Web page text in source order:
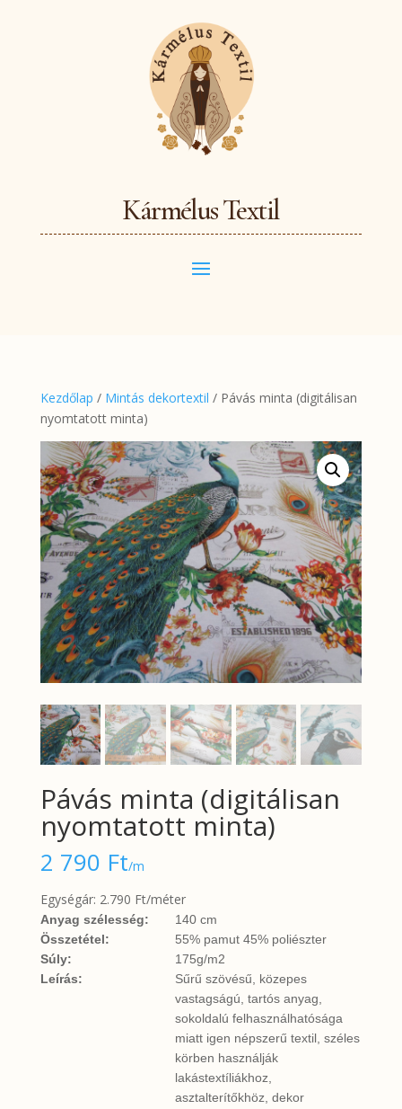
Kármélus Textil
Kezdőlap / Mintás dekortextil / Pávás minta (digitálisan
nyomtatott minta)
Pávás minta (digitálisan
nyomtatott minta)
2 790 Ft/m
Egységár: 2.790 Ft/méter
Anyag szélesség:
140 cm
Összetétel:
55% pamut 45% poliészter
Súly:
175g/m2
Leírás:
Sűrű szövésű, közepes
vastagságú, tartós anyag,
sokoldalú felhasználhatósága
miatt igen népszerű textil, széles
körben használják
lakástextíliákhoz,
asztalterítőkhöz, dekor